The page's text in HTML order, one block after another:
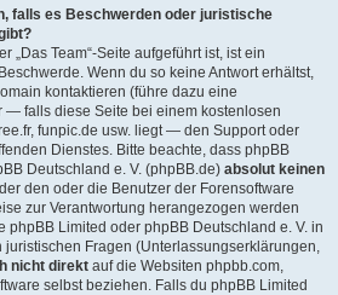
falls es Beschwerden oder juristische
„Das Team“-Seite aufgeführt ist, ist ein
Wenn du so keine Antwort erhältst,
kontaktieren (führe dazu eine
— falls diese Seite bei einem kostenlosen
funpic.de usw. liegt — den Support oder
Dienstes. Bitte beachte, dass phpBB
Deutschland e. V. (phpBB.de) absolut keinen
den oder die Benutzer der Forensoftware
zur Verantwortung herangezogen werden
phpBB Limited oder phpBB Deutschland e. V. in
Fragen (Unterlassungserklärungen,
nicht direkt auf die Websiten phpbb.com,
selbst beziehen. Falls du phpBB Limited